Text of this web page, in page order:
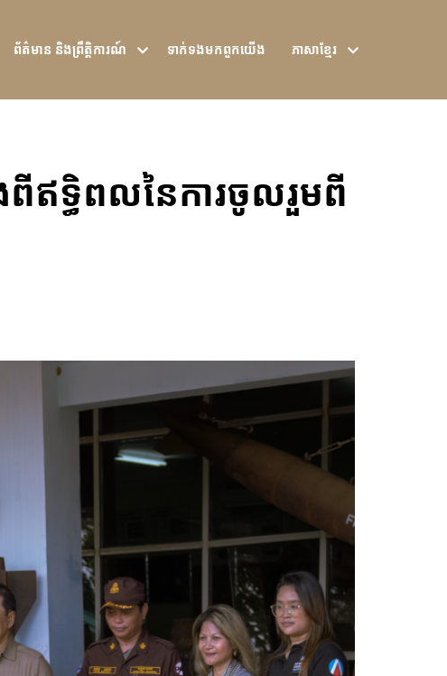
ព័ត៌មាន និងព្រឹត្តិការណ៍ ទាក់ទង​មក​ពួក​យើង ភាសាខ្មែរ
ទ្ធិពលនៃការចូលរួមពី